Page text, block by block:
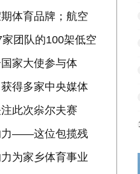
体育品牌；航空
团队的100架低空
家大使参与体
得多家中央媒体
此次尜尔夫赛
力——这位包揽残
为家乡体育事业